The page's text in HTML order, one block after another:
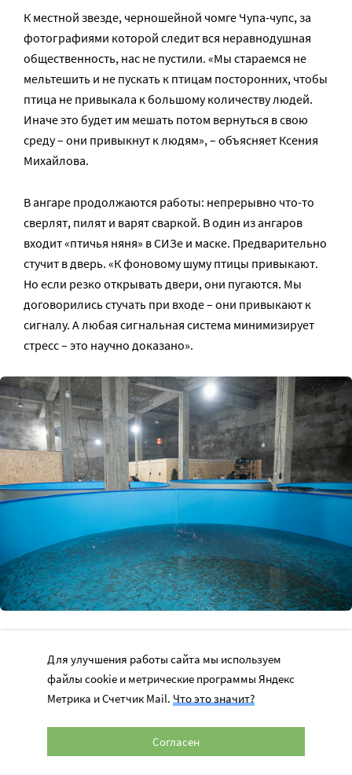
К местной звезде, черношейной чомге Чупа-чупс, за
фотографиями которой следит вся неравнодушная
общественность, нас не пустили. «Мы стараемся не
мельтешить и не пускать к птицам посторонних, чтобы
птица не привыкала к большому количеству людей.
Иначе это будет им мешать потом вернуться в свою
среду – они привыкнут к людям», – объясняет Ксения
Михайлова.
В ангаре продолжаются работы: непрерывно что-то
сверлят, пилят и варят сваркой. В один из ангаров
входит «птичья няня» в СИЗе и маске. Предварительно
стучит в дверь. «К фоновому шуму птицы привыкают.
Но если резко открывать двери, они пугаются. Мы
договорились стучать при входе – они привыкают к
сигналу. А любая сигнальная система минимизирует
стресс – это научно доказано».
прозрачно-голубой толще воды одного из них кишат
маленькие рыбешки и не догадываются, что сюда их
привезли лишь в качестве еды.
В остальных бассейнах птицы будут восстанавливать
Для улучшения работы сайта мы используем
файлы cookie и метрические программы Яндекс
Метрика и Счетчик Mail. Что это значит?
Согласен